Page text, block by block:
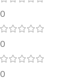
0
0
0